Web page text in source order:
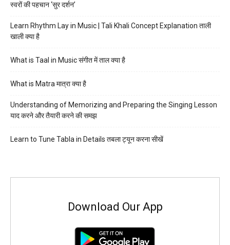
स्वरों की पहचान ‘सुर दर्शन’
Learn Rhythm Lay in Music | Tali Khali Concept Explanation ताली
खाली क्या है
What is Taal in Music संगीत में ताल क्या है
What is Matra मात्रा क्या है
Understanding of Memorizing and Preparing the Singing Lesson
याद करने और तैयारी करने की समझ
Learn to Tune Tabla in Details तबला ट्यून करना सीखें
Download Our App